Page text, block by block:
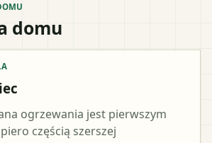
domu
ogrzewania jest pierwszym
częścią szerszej